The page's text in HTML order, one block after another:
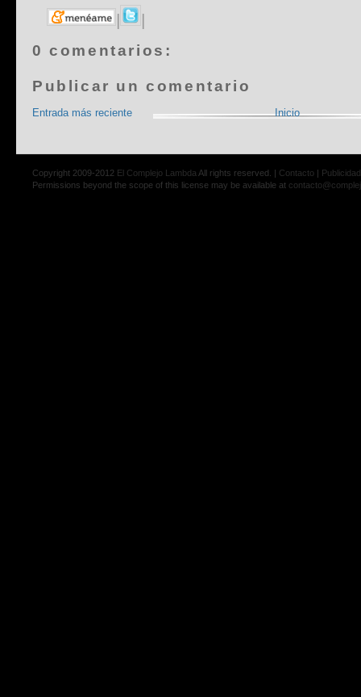
|
|
0 comentarios:
Publicar un comentario
Entrada más reciente Inicio
Copyright 2009-2012 El Complejo Lambda All rights reserved. | Contacto | Publicidad
Permissions beyond the scope of this license may be available at